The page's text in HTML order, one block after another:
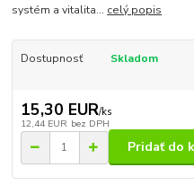
systém a vitalita... celý popis
Dostupnosť Skladom
15,30 EUR/ks
12,44 EUR bez DPH
Pridať do